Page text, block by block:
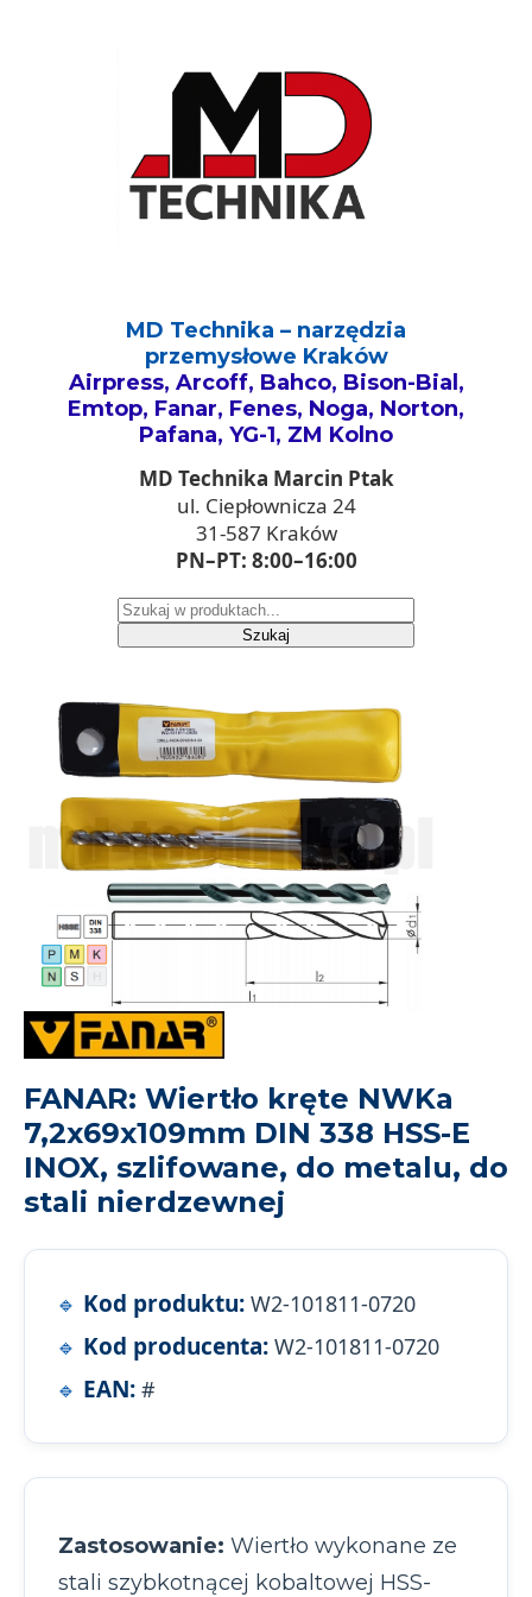
MD Technika – narzędzia
przemysłowe Kraków
Airpress, Arcoff, Bahco, Bison-Bial,
Emtop, Fanar, Fenes, Noga, Norton,
Pafana, YG-1, ZM Kolno
MD Technika Marcin Ptak
ul. Ciepłownicza 24
31-587 Kraków
PN–PT: 8:00–16:00
Szukaj
FANAR: Wiertło kręte NWKa
7,2x69x109mm DIN 338 HSS-E
INOX, szlifowane, do metalu, do
stali nierdzewnej
Kod produktu: W2-101811-0720
Kod producenta: W2-101811-0720
EAN: #
Zastosowanie: Wiertło wykonane ze
stali szybkotnącej kobaltowej HSS-